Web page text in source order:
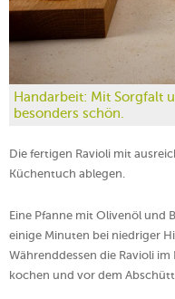
Handarbeit: Mit Sorgfalt
besonders schön.
Die fertigen Ravioli mit
Küchentuch ablegen.
Eine Pfanne mit Olivenöl und
einige Minuten bei niedriger
Währenddessen die Ravioli
kochen und vor dem